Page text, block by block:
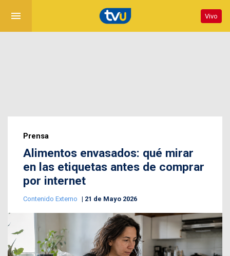
menu Vivo
Prensa
Alimentos envasados: qué mirar
en las etiquetas antes de comprar
por internet
Contenido Externo 21 de Mayo 2026